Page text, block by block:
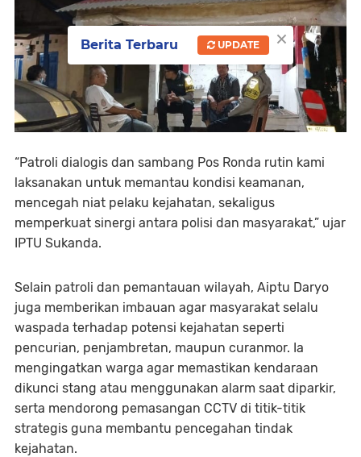
“Patroli dialogis dan sambang Pos Ronda rutin kami
laksanakan untuk memantau kondisi keamanan,
mencegah niat pelaku kejahatan, sekaligus
memperkuat sinergi antara polisi dan masyarakat,” ujar
IPTU Sukanda.
Selain patroli dan pemantauan wilayah, Aiptu Daryo
juga memberikan imbauan agar masyarakat selalu
waspada terhadap potensi kejahatan seperti
pencurian, penjambretan, maupun curanmor. Ia
mengingatkan warga agar memastikan kendaraan
dikunci stang atau menggunakan alarm saat diparkir,
serta mendorong pemasangan CCTV di titik-titik
strategis guna membantu pencegahan tindak
kejahatan.
×
Berita Terbaru UPDATE